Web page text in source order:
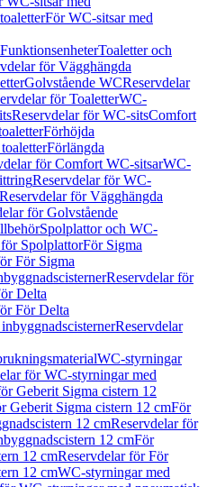
För WC-sitsar med
FunktionsenheterToaletter och
för Vägghängda
Golvstående WCReservdelar
för ToaletterWC-
Reservdelar för WC-sitsComfort
Förhöjda
Förlängda
för Comfort WC-sitsarWC-
Reservdelar för WC-
Reservdelar för Vägghängda
för Golvstående
Spolplattor och WC-
SpolplattorFör Sigma
För Sigma
Reservdelar för
Delta
För Delta
Reservdelar
WC-styrningar
för WC-styrningar med
Geberit Sigma cistern 12
Geberit Sigma cistern 12 cmFör
12 cmReservdelar för
12 cmFör
12 cmReservdelar för För
12 cmWC-styrningar med